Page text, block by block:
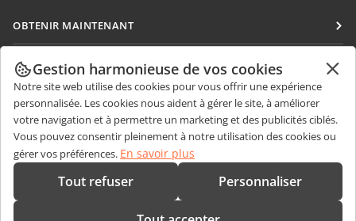
OBTENIR MAINTENANT
Docs
DocSpace
Workspace
Connecteurs
Applications de bureau
Applications mobiles
COLLABORATION
Pour les contributeurs
Pour les traducteurs
Pour les influenceurs
Offres d'emploi
OBTENIR DES NOUVELLES
Blog
OBTENIR DE L'AIDE
Forum
CONTACTEZ-NOUS
Questions de ventes
sales@onlyoffice.com
Gestion harmonieuse de vos cookies
Notre site web utilise des cookies pour vous offrir une expérience
personnalisée. Les cookies nous aident à gérer le site, à améliorer
votre navigation et à permettre un marketing et des publicités ciblés.
Vous pouvez consentir pleinement à notre utilisation des cookies ou
gérer vos préférences. En savoir plus
Tout refuser Personnaliser